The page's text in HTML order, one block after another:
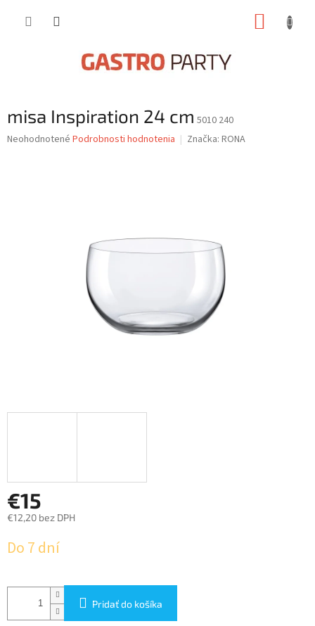
misa Inspiration 24 cm 5010 240
Priemerné
Neohodnotené Podrobnosti hodnotenia Značka: RONA
€15
€12,20 bez DPH
cena:
Do 7 dní
Pridať do košíka